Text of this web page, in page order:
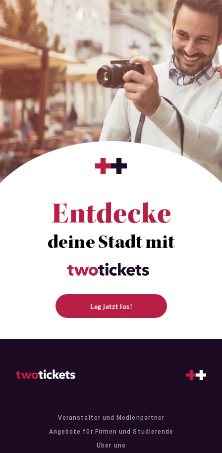
Entdecke
deine Stadt mit
Leg jetzt los!
Veranstalter und Medienpartner
Angebote für Firmen und Studierende
Über uns